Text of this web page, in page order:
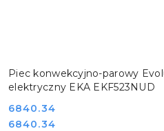
Piec konwekcyjno-parowy
elektryczny EKA EKF523NUD
Cena:
6840.34
Cena:
6840.34